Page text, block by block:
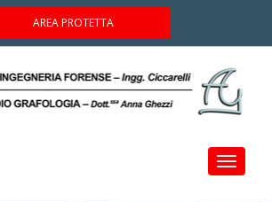
AREA PROTETTA
Toggle